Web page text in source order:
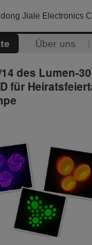
Jiale Electronics
Über uns
des Lumen-
für